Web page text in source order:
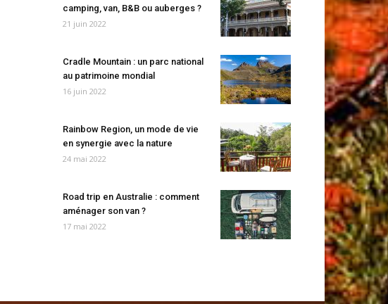
camping, van, B&B ou auberges ?
21 juin 2022
Cradle Mountain : un parc national
au patrimoine mondial
16 juin 2022
Rainbow Region, un mode de vie
en synergie avec la nature
24 mai 2022
Road trip en Australie : comment
aménager son van ?
17 mai 2022